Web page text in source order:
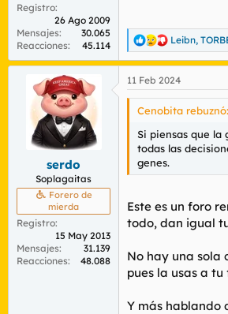
Registro
26 Ago 2009
Mensajes
30.065
Reacciones
45.114
R
e
a
c
c
e
Leibn,
serdo
Soplagaitas
Forero de
mierda
Registro
15 May 2013
Mensajes
31.139
Reacciones
48.088
11 Feb 2024
Cenobita rebuznó:
Si piensas que la
todas las
genes.
Este es un foro
todo, dan igual
No hay una sola
pues la usas a tu
Y más hablando